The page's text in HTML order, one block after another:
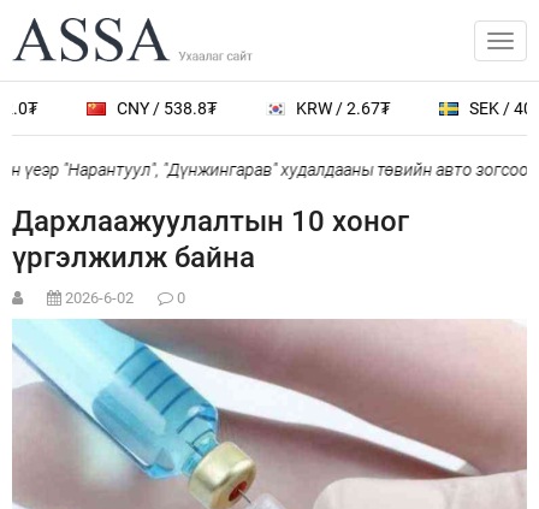
CNY / 538.8₮ KRW / 2.67₮ SEK /
үеэр "Нарантуул", "Дүнжингарав" худалдааны төвийн авто
Дархлаажуулалтын 10 хоног
үргэлжилж байна
2026-6-02 0